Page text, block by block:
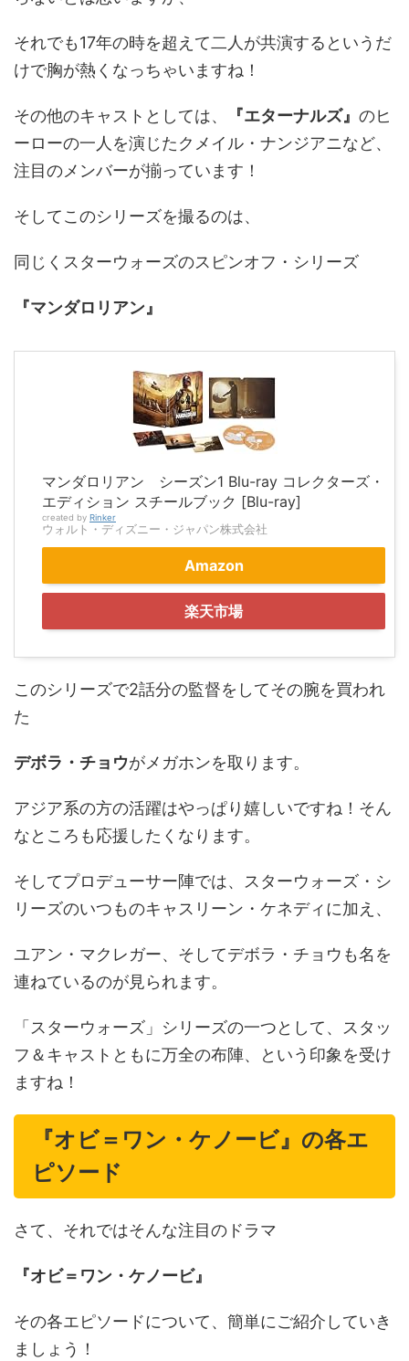
それでも17年の時を超えて二人が共演するというだ
けで胸が熱くなっちゃいますね！
その他のキャストとしては、 『エターナルズ』 のヒ
ーローの一人を演じたクメイル・ナンジアニなど、
注目のメンバーが揃っています！
そしてこのシリーズを撮るのは、
同じくスターウォーズのスピンオフ・シリーズ
『マンダロリアン』
マンダロリアン シーズン1 Blu-ray コレクターズ・
エディション スチールブック [Blu-ray]
created by Rinker
ウォルト・ディズニー・ジャパン株式会社
Amazon
楽天市場
このシリーズで2話分の監督をしてその腕を買われ
た
デボラ・チョウがメガホンを取ります。
アジア系の方の活躍はやっぱり嬉しいですね！そん
なところも応援したくなります。
そしてプロデューサー陣では、スターウォーズ・シ
リーズのいつものキャスリーン・ケネディに加え、
ユアン・マクレガー、そしてデボラ・チョウも名を
連ねているのが見られます。
「スターウォーズ」シリーズの一つとして、スタッ
フ＆キャストともに万全の布陣、という印象を受け
ますね！
『オビ＝ワン・ケノービ』の各エ
ピソード
さて、それではそんな注目のドラマ
『オビ＝ワン・ケノービ』
その各エピソードについて、簡単にご紹介していき
ましょう！